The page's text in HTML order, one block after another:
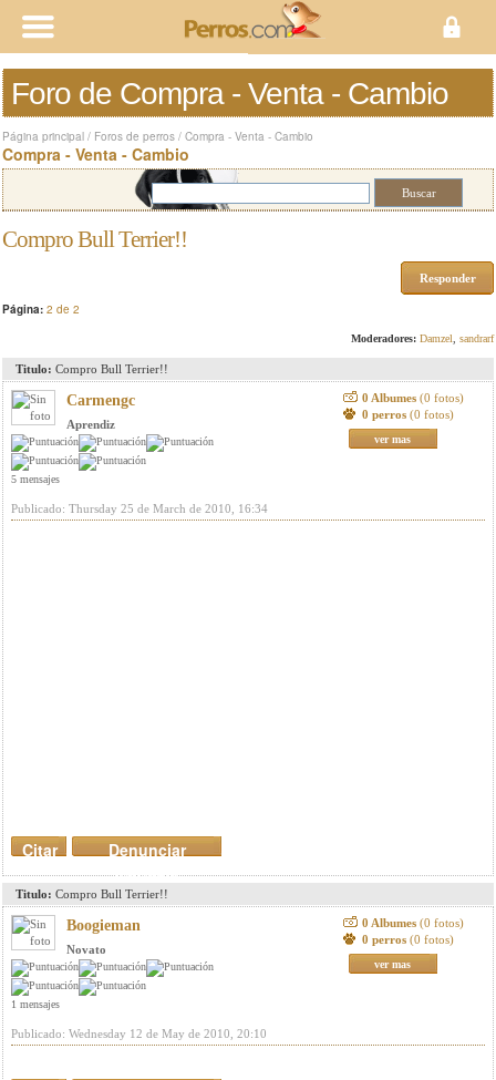
Foro de Compra - Venta - Cambio
Página principal / Foros de perros / Compra - Venta - Cambio
Compra - Venta - Cambio
Compro Bull Terrier!!
Responder
Página: 2 de 2
Moderadores: Damzel sandrarf
Titulo: Compro Bull Terrier!!
Carmengc
Aprendiz
5 mensajes
0 Albumes (0 fotos)
0 perros (0 fotos)
ver mas
Publicado: Thursday 25 de March de 2010, 16:34
Denunciar
mensaje
Citar
Titulo: Compro Bull Terrier!!
Boogieman
Novato
1 mensajes
0 Albumes (0 fotos)
0 perros (0 fotos)
ver mas
Publicado: Wednesday 12 de May de 2010, 20:10